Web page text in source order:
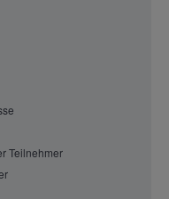
Teilnehmer